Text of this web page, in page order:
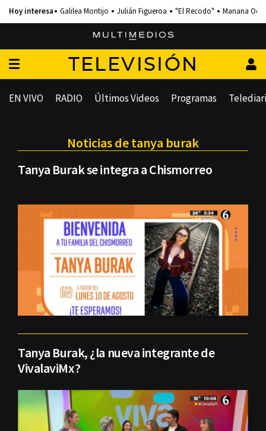
Galilea Montijo Julián Figueroa "El Recodo" Mariana
TELEVISIÓN
EN VIVO RADIO Últimos Videos Programas
Noticias de tanya burak
Tanya Burak se integra a Chismorreo
Tanya Burak, ¿la nueva integrante de
VivalaviMx?